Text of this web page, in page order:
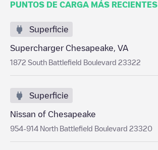
PUNTOS DE CARGA MÁS RECIENTES
Superficie
Supercharger Chesapeake, VA
1872 South Battlefield Boulevard 23322
Superficie
Nissan of Chesapeake
954-914 North Battlefield Boulevard 23320